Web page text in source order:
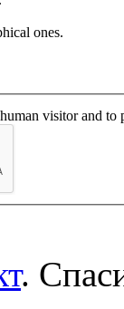
ones.
visitor and to
.